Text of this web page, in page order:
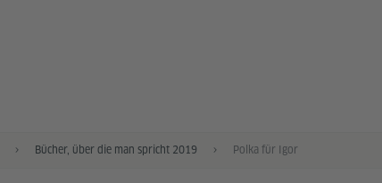
Bücher, über die man spricht 2019 Polka für Igor